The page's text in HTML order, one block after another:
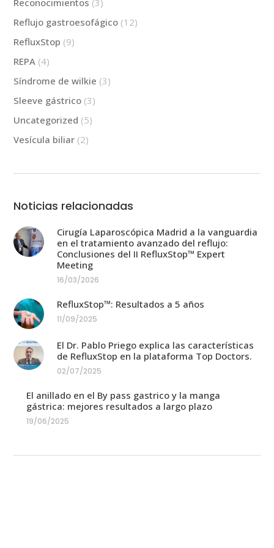
Reconocimientos (3)
Reflujo gastroesofágico (12)
RefluxStop (9)
REPA (4)
Síndrome de wilkie (3)
Sleeve gástrico (3)
Uncategorized (5)
Vesícula biliar (2)
Noticias relacionadas
Cirugía Laparoscópica Madrid a la vanguardia
en el tratamiento avanzado del reflujo:
Conclusiones del II RefluxStop™ Expert
Meeting
16/03/2026
RefluxStop™: Resultados a 5 años
11/09/2025
El Dr. Pablo Priego explica las características
de RefluxStop en la plataforma Top Doctors.
02/07/2025
El anillado en el By pass gastrico y la manga
gástrica: mejores resultados a largo plazo
19/06/2025